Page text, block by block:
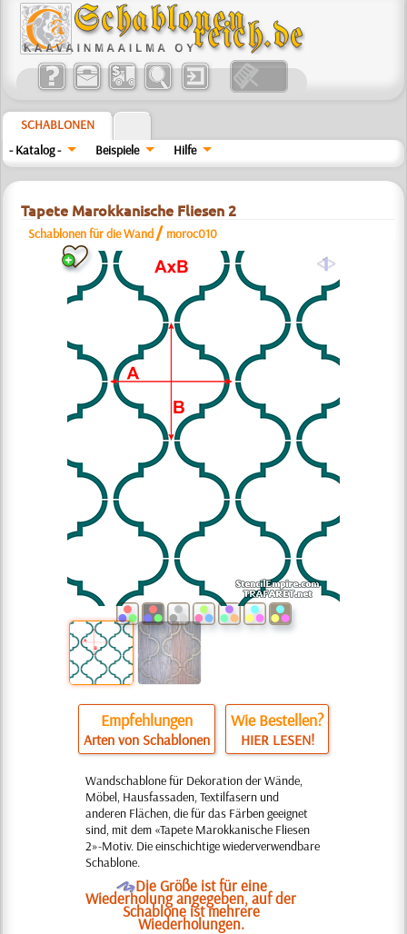
SCHABLONEN
- Katalog -
Beispiele Hilfe
Tapete Marokkanische Fliesen 2
Schablonen für die Wand / moroc010
a
Empfehlungen
Arten von Schablonen
Wie Bestellen?
HIER LESEN!
Wandschablone für Dekoration der Wände,
Möbel, Hausfassaden, Textilfasern und
anderen Flächen, die für das Färben geeignet
sind, mit dem «Tapete Marokkanische Fliesen
2»-Motiv. Die einschichtige wiederverwendbare
Schablone.
ODie Größe ist für eine
Wiederholung angegeben, auf der
Schablone ist mehrere
Wiederholungen.